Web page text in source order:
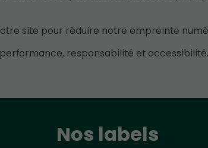
site pour réduire notre empreinte
responsabilité et accessibilité.
Nos labels